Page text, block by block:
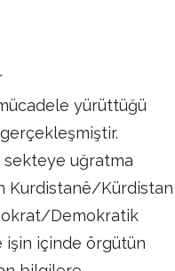
yürüttüğü
sekteye uğratma
Kurdistanê/Kürdistan
Demokratik
işin içinde örgütün